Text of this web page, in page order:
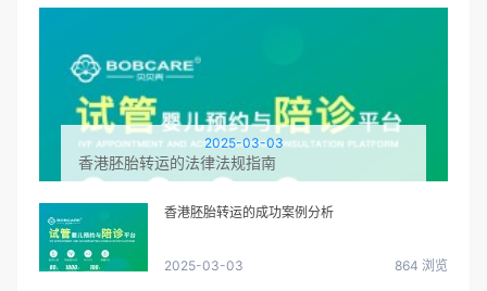
2025-03-03
香港胚胎转运的法律法规指南
香港胚胎转运的成功案例分析
2025-03-03 864 浏览